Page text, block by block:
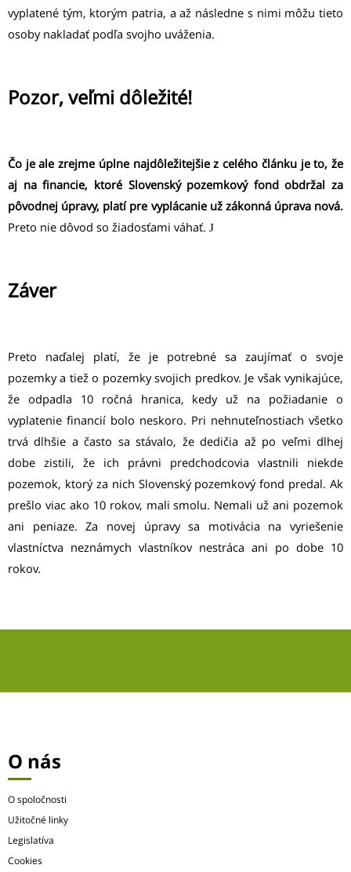
vyplatené tým, ktorým patria, a až následne s nimi môžu tieto
osoby nakladať podľa svojho uváženia.
Pozor, veľmi dôležité!
Čo je ale zrejme úplne najdôležitejšie z celého článku je to, že
aj na financie, ktoré Slovenský pozemkový fond obdržal za
pôvodnej úpravy, platí pre vyplácanie už zákonná úprava nová.
Preto nie dôvod so žiadosťami váhať. J
Záver
Preto naďalej platí, že je potrebné sa zaujímať o svoje
pozemky a tiež o pozemky svojich predkov. Je však vynikajúce,
že odpadla 10 ročná hranica, kedy už na požiadanie o
vyplatenie financií bolo neskoro. Pri nehnuteľnostiach všetko
trvá dlhšie a často sa stávalo, že dedičia až po veľmi dlhej
dobe zistili, že ich právni predchodcovia vlastnili niekde
pozemok, ktorý za nich Slovenský pozemkový fond predal. Ak
prešlo viac ako 10 rokov, mali smolu. Nemali už ani pozemok
ani peniaze. Za novej úpravy sa motivácia na vyriešenie
vlastníctva neznámych vlastníkov nestráca ani po dobe 10
rokov.
O nás
O spoločnosti
Užitočné linky
Legislatíva
Cookies